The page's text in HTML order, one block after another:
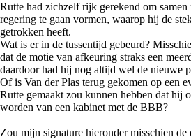
Rutte had zichzelf rijk gerekend om
regering te gaan vormen, waarop hij de
getrokken heeft.
Wat is er in de tussentijd gebeurd?
dat de motie van afkeuring straks een
daardoor had hij nog altijd wel de nieuwe
Of is Van der Plas terug gekomen op een
Rutte gemaakt zou kunnen hebben dat hij
worden van een kabinet met de BBB?
Zou mijn signature hieronder misschien de